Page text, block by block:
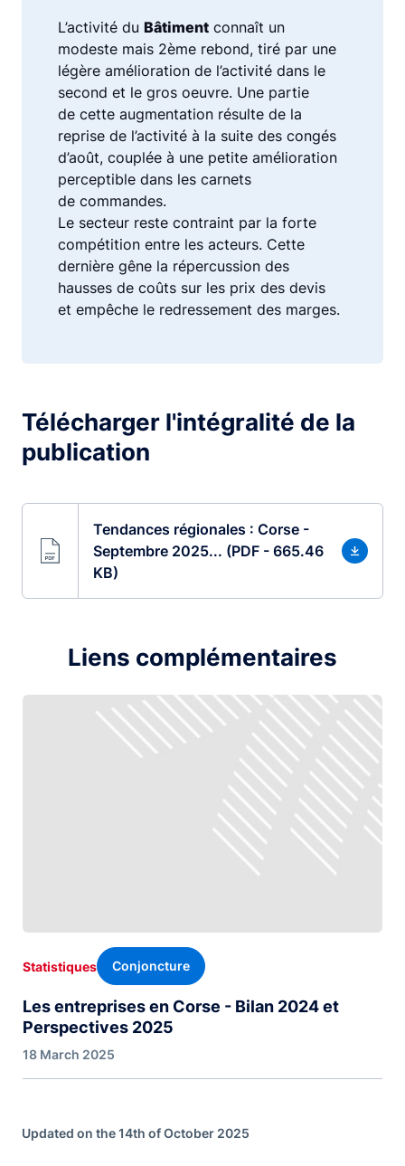
L’activité du Bâtiment connaît un
modeste mais 2ème rebond, tiré par une
légère amélioration de l’activité dans le
second et le gros oeuvre. Une partie
de cette augmentation résulte de la
reprise de l’activité à la suite des congés
d’août, couplée à une petite amélioration
perceptible dans les carnets
de commandes.
Le secteur reste contraint par la forte
compétition entre les acteurs. Cette
dernière gêne la répercussion des
hausses de coûts sur les prix des devis
et empêche le redressement des marges.
Télécharger l'intégralité de la
publication
Tendances régionales : Corse -
Septembre 2025... (PDF - 665.46
KB)
Liens complémentaires
Les entreprises en Corse - Bilan 2024 et
Perspectives 2025
Statistiques Conjoncture
18 March 2025
Updated on the 14th of October 2025